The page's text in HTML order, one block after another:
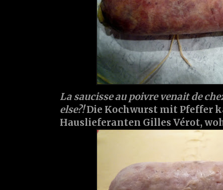
La saucisse au poivre venait de
else?!Die Kochwurst mit Pfeffer
Hauslieferanten Gilles Vérot,